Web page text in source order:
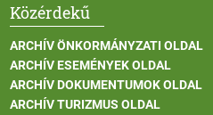
Közérdekű
ARCHÍV ÖNKORMÁNYZATI OLDAL
ARCHÍV ESEMÉNYEK OLDAL
ARCHÍV DOKUMENTUMOK OLDAL
ARCHÍV TURIZMUS OLDAL